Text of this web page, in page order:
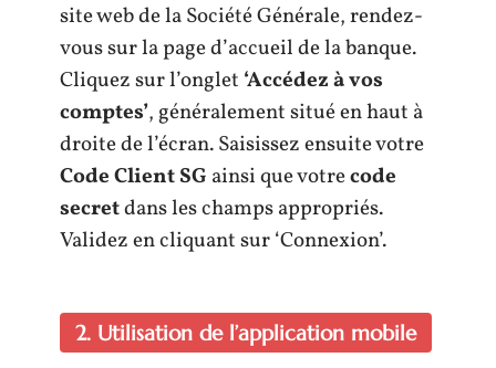
site web de la Société Générale, rendez-
vous sur la page d’accueil de la banque.
Cliquez sur l’onglet ‘Accédez à vos
comptes’, généralement situé en haut à
droite de l’écran. Saisissez ensuite votre
Code Client SG ainsi que votrecode
secretdans les champs appropriés.
Validez en cliquant sur ‘Connexion’.
2. Utilisation de l’application mobile